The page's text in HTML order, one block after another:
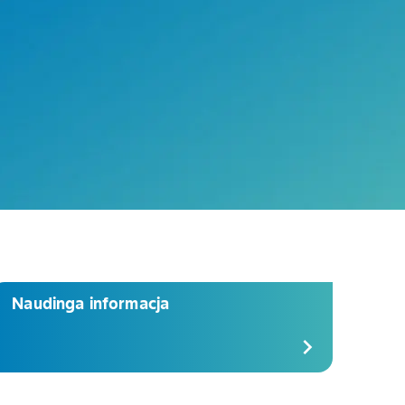
Naudinga informacja
chevron_right